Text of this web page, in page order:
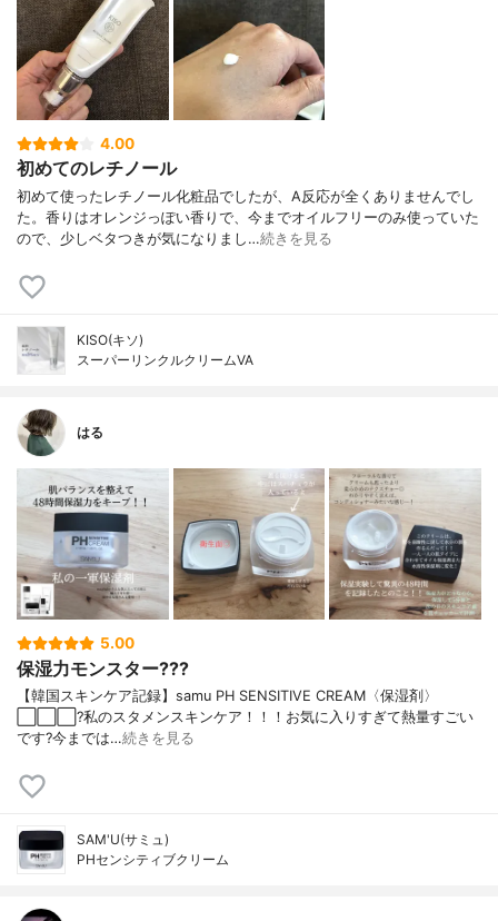
4.00
初めてのレチノール
初めて使ったレチノール化粧品でしたが、A反応が全くありませんでし
た。香りはオレンジっぽい香りで、今までオイルフリーのみ使っていた
ので、少しベタつきが気になりまし…続きを見る
KISO(キソ)
スーパーリンクルクリームVA
はる
5.00
保湿力モンスター???
【韓国スキンケア記録】samu PH SENSITIVE CREAM〈保湿剤〉
⬜️⬜️⬜️?私のスタメンスキンケア！！！お気に入りすぎて熱量すごい
です?今までは…続きを見る
SAM'U(サミュ)
PHセンシティブクリーム